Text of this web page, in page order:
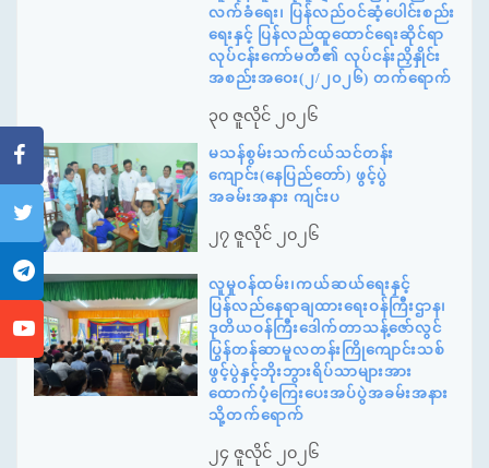
လက်ခံရေး၊ ပြန်လည်ဝင်ဆံ့ပေါင်းစည်း
ရေးနှင့် ပြန်လည်ထူထောင်ရေးဆိုင်ရာ
လုပ်ငန်းကော်မတီ၏ လုပ်ငန်းညှိနှိုင်း
အစည်းအဝေး(၂/၂၀၂၆) တက်ရောက်
၃၀ ဇူလိုင် ၂၀၂၆
မသန်စွမ်းသက်ငယ်သင်တန်း
ကျောင်း(နေပြည်တော်) ဖွင့်ပွဲ
အခမ်းအနား ကျင်းပ
၂၇ ဇူလိုင် ၂၀၂၆
လူမှုဝန်ထမ်း၊ကယ်ဆယ်ရေးနှင့်
ပြန်လည်နေရာချထားရေးဝန်ကြီးဌာန၊
ဒုတိယဝန်ကြီးဒေါက်တာသန့်ဇော်လွင်
ပြွန်တန်ဆာမူလတန်းကြိုကျောင်းသစ်
ဖွင့်ပွဲနှင့်ဘိုးဘွားရိပ်သာများအား
ထောက်ပံ့ကြေးပေးအပ်ပွဲအခမ်းအနား
သို့တက်ရောက်
၂၄ ဇူလိုင် ၂၀၂၆